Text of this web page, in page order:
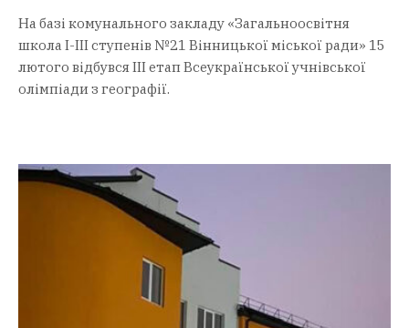
На базі комунального закладу «Загальноосвітня
школа І-ІІІ ступенів №21 Вінницької міської ради» 15
лютого відбувся ІІІ етап Всеукраїнської учнівської
олімпіади з географії.